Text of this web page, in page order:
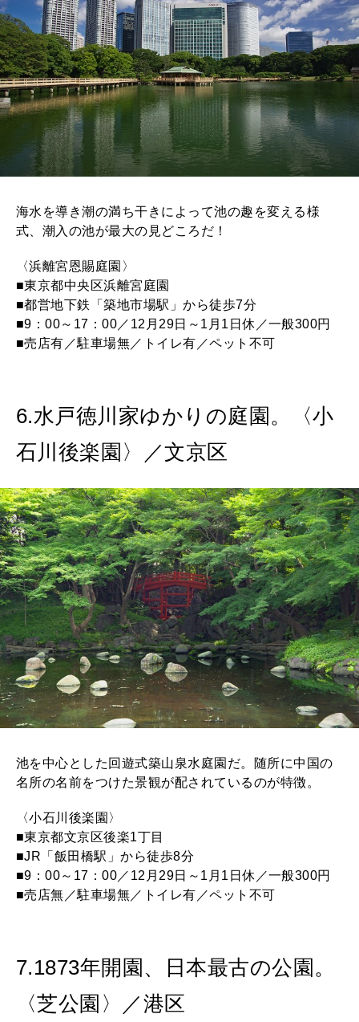
海水を導き潮の満ち干きによって池の趣を変える様
式、潮入の池が最大の見どころだ！
〈浜離宮恩賜庭園〉
■東京都中央区浜離宮庭園
■都営地下鉄「築地市場駅」から徒歩7分
■9：00～17：00／12月29日～1月1日休／一般300円
■売店有／駐車場無／トイレ有／ペット不可
6.水戸徳川家ゆかりの庭園。〈小
石川後楽園〉／文京区
池を中心とした回遊式築山泉水庭園だ。随所に中国の
名所の名前をつけた景観が配されているのが特徴。
〈小石川後楽園〉
■東京都文京区後楽1丁目
■JR「飯田橋駅」から徒歩8分
■9：00～17：00／12月29日～1月1日休／一般300円
■売店無／駐車場無／トイレ有／ペット不可
7.1873年開園、日本最古の公園。
〈芝公園〉／港区